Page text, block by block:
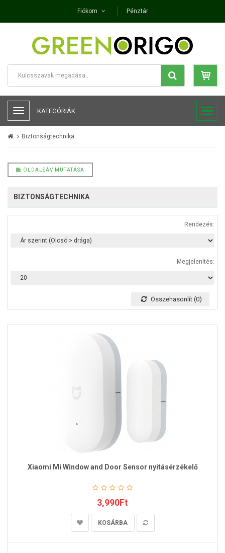
Fiókom Pénztár
KATEGÓRIÁK
Biztonságtechnika
OLDALSÁV MUTATÁSA
BIZTONSÁGTECHNIKA
Rendezés:
Megjelenítés:
Összehasonlít (0)
Xiaomi Mi Window and Door Sensor nyitásérzékelő
3,990Ft
KOSÁRBA